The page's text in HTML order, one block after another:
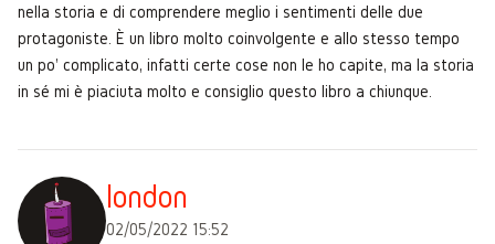
nella storia e di comprendere meglio i sentimenti delle due
protagoniste. È un libro molto coinvolgente e allo stesso tempo
un po' complicato, infatti certe cose non le ho capite, ma la storia
in sé mi è piaciuta molto e consiglio questo libro a chiunque.
london
02/05/2022 15:52